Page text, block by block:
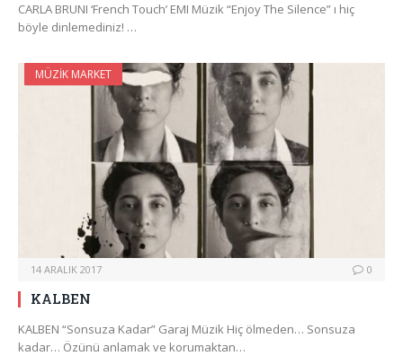
CARLA BRUNI ‘French Touch’ EMI Müzik “Enjoy The Silence” ı hiç
böyle dinlemediniz! …
MÜZIK MARKET
14 ARALIK 2017 0
KALBEN
KALBEN “Sonsuza Kadar” Garaj Müzik Hiç ölmeden… Sonsuza
kadar… Özünü anlamak ve korumaktan…